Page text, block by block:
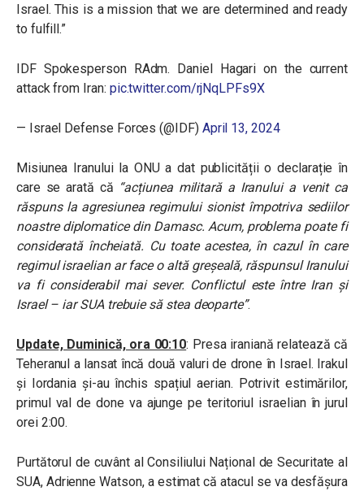
Israel. This is a mission that we are determined and ready
to fulfill.”
IDF Spokesperson RAdm. Daniel Hagari on the current
attack from Iran: pic.twitter.com/rjNqLPFs9X
— Israel Defense Forces (@IDF) April 13, 2024
Misiunea Iranului la ONU a dat publicității o declarație în
care se arată că “acțiunea militară a Iranului a venit ca
răspuns la agresiunea regimului sionist împotriva sediilor
noastre diplomatice din Damasc. Acum, problema poate fi
considerată încheiată. Cu toate acestea, în cazul în care
regimul israelian ar face o altă greșeală, răspunsul Iranului
va fi considerabil mai sever. Conflictul este între Iran și
Israel – iar SUA trebuie să stea deoparte”.
Update, Duminică, ora 00:10: Presa iraniană relatează că
Teheranul a lansat încă două valuri de drone în Israel. Irakul
și Iordania și-au închis spațiul aerian. Potrivit estimărilor,
primul val de done va ajunge pe teritoriul israelian în jurul
orei 2:00.
Purtătorul de cuvânt al Consiliului Național de Securitate al
SUA, Adrienne Watson, a estimat că atacul se va desfășura